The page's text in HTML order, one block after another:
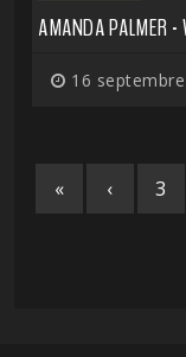
AMANDA PALMER -
16
« ‹ 3